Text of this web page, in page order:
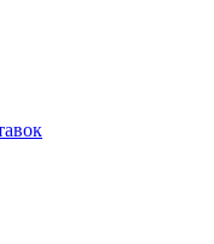
своего индекса